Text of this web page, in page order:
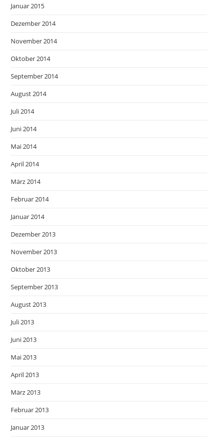
Januar 2015
Dezember 2014
November 2014
Oktober 2014
September 2014
August 2014
Juli 2014
Juni 2014
Mai 2014
April 2014
März 2014
Februar 2014
Januar 2014
Dezember 2013
November 2013
Oktober 2013
September 2013
August 2013
Juli 2013
Juni 2013
Mai 2013
April 2013
März 2013
Februar 2013
Januar 2013